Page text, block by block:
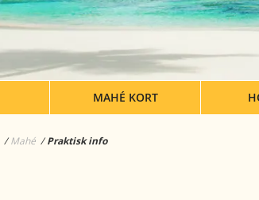
MAHÉ KORT
Mahé Praktisk info